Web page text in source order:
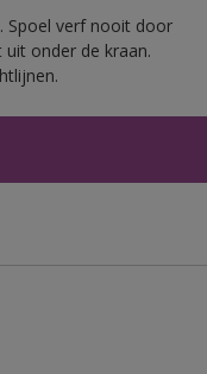
Spoel verf nooit door
onder de kraan.